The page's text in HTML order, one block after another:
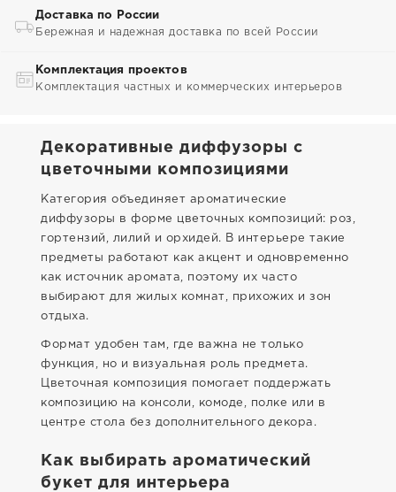
Доставка по России
Бережная и надежная доставка по всей России
Комплектация проектов
Комплектация частных и коммерческих интерьеров
Декоративные диффузоры с
цветочными композициями
Категория объединяет ароматические
диффузоры в форме цветочных композиций: роз,
гортензий, лилий и орхидей. В интерьере такие
предметы работают как акцент и одновременно
как источник аромата, поэтому их часто
выбирают для жилых комнат, прихожих и зон
отдыха.
Формат удобен там, где важна не только
функция, но и визуальная роль предмета.
Цветочная композиция помогает поддержать
композицию на консоли, комоде, полке или в
центре стола без дополнительного декора.
Как выбирать ароматический
букет для интерьера